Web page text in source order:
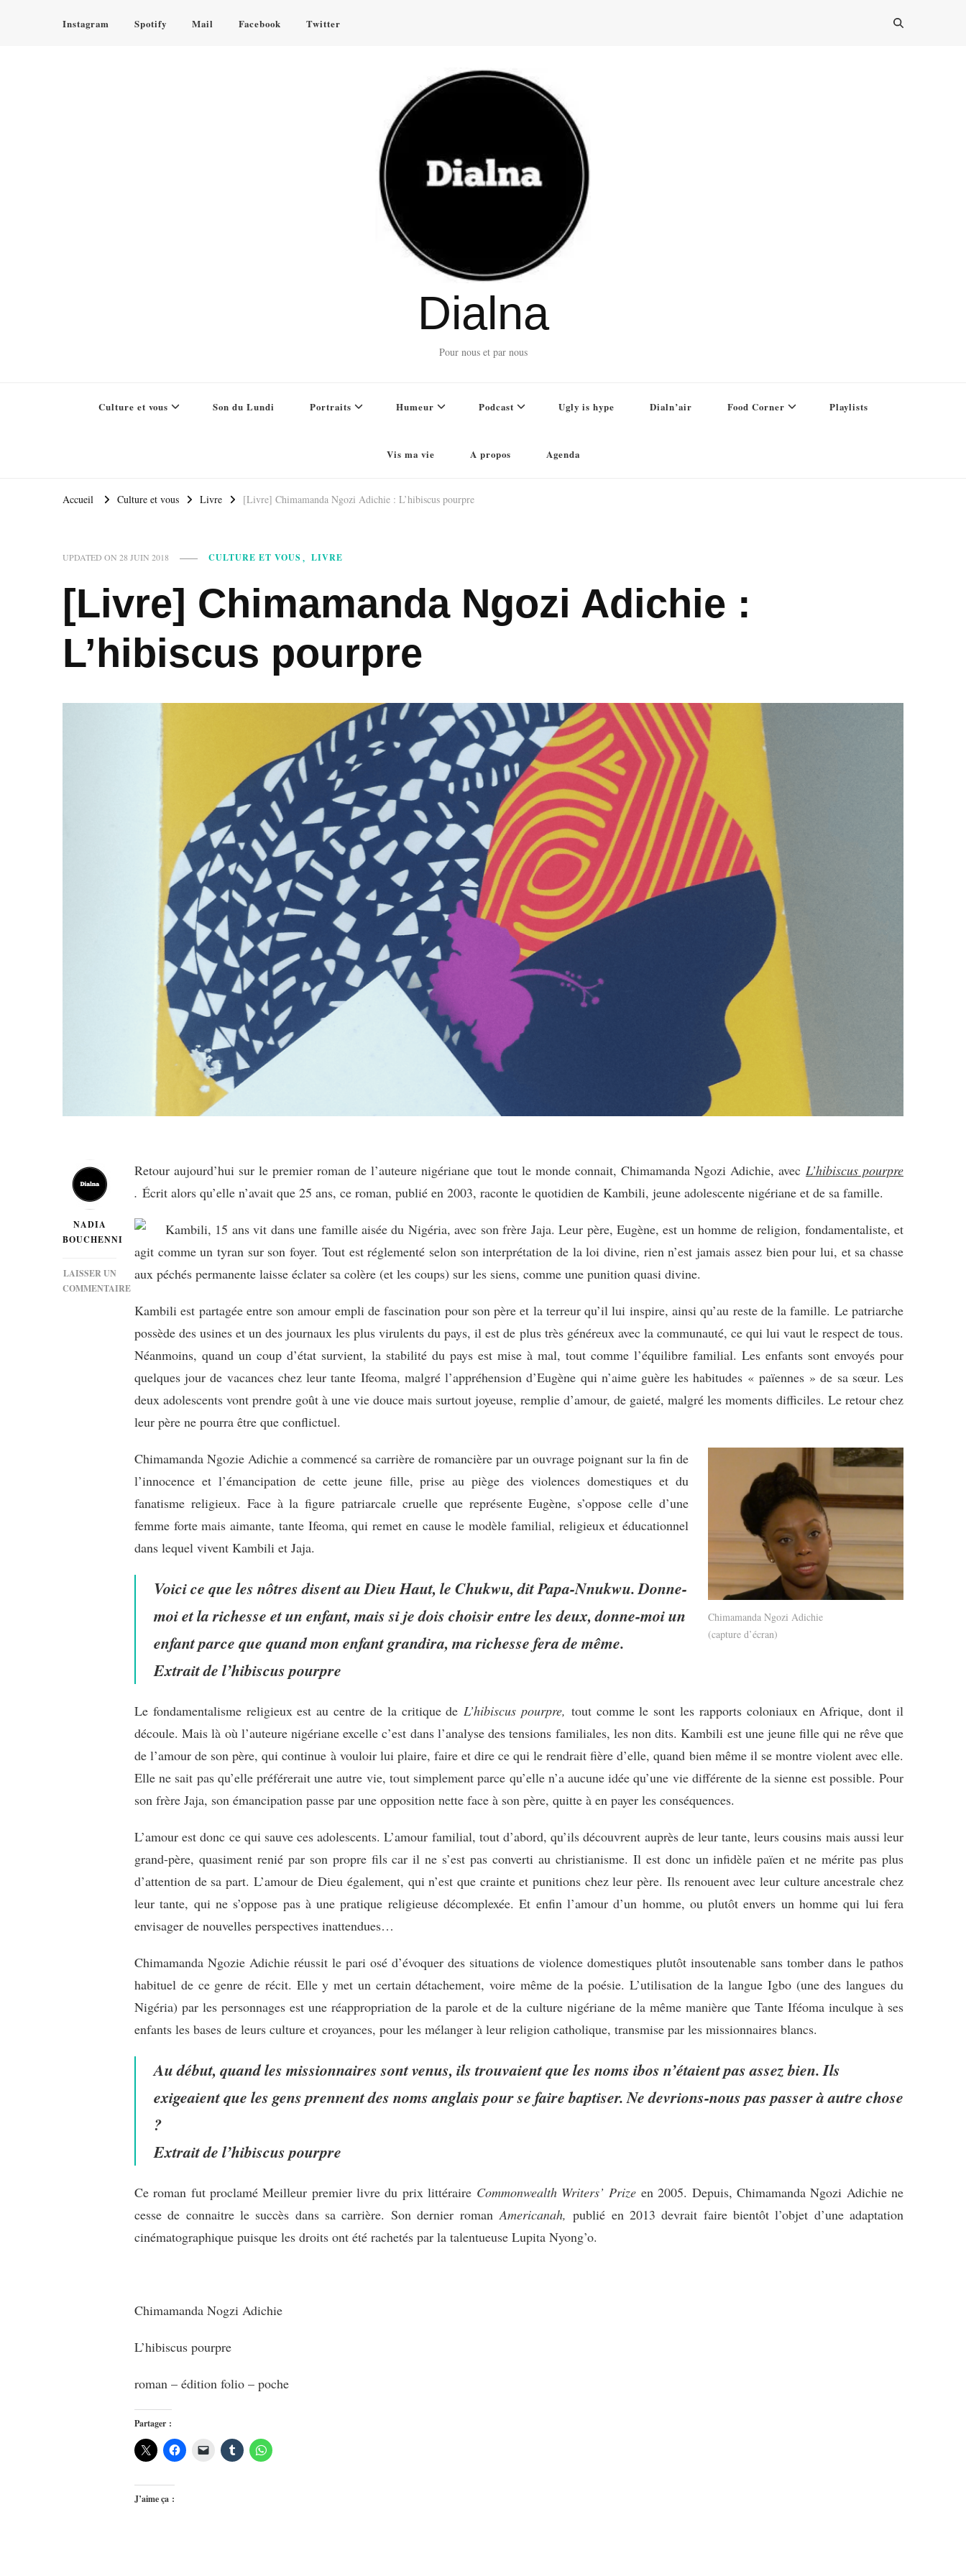
Instagram Spotify Mail Facebook Twitter
Dialna
Pour nous et par nous
Culture et vous Son du Lundi Portraits Humeur Podcast Ugly is hype Dialn’air Food Corner Playlists
Vis ma vie A propos Agenda
Accueil Culture et vous Livre [Livre] Chimamanda Ngozi Adichie : L’hibiscus pourpre
UPDATED ON 28 JUIN 2018 CULTURE ET VOUS LIVRE
[Livre] Chimamanda Ngozi Adichie :
L’hibiscus pourpre
NADIA
BOUCHENNI
LAISSER UN
COMMENTAIRE
CHIMAMANDA
L’HIBISCUS
Retour aujourd’hui sur le premier roman de l’auteure nigériane que tout le monde connait, Chimamanda Ngozi Adichie, avec L’hibiscus pourpre
. Écrit alors qu’elle n’avait que 25 ans, ce roman, publié en 2003, raconte le quotidien de Kambili, jeune adolescente nigériane et de sa famille.
Kambili, 15 ans vit dans une famille aisée du Nigéria, avec son frère Jaja. Leur père, Eugène, est un homme de religion, fondamentaliste, et
agit comme un tyran sur son foyer. Tout est réglementé selon son interprétation de la loi divine, rien n’est jamais assez bien pour lui, et sa chasse
aux péchés permanente laisse éclater sa colère (et les coups) sur les siens, comme une punition quasi divine.
Kambili est partagée entre son amour empli de fascination pour son père et la terreur qu’il lui inspire, ainsi qu’au reste de la famille. Le patriarche
possède des usines et un des journaux les plus virulents du pays, il est de plus très généreux avec la communauté, ce qui lui vaut le respect de tous.
Néanmoins, quand un coup d’état survient, la stabilité du pays est mise à mal, tout comme l’équilibre familial. Les enfants sont envoyés pour
quelques jour de vacances chez leur tante Ifeoma, malgré l’appréhension d’Eugène qui n’aime guère les habitudes « païennes » de sa sœur. Les
deux adolescents vont prendre goût à une vie douce mais surtout joyeuse, remplie d’amour, de gaieté, malgré les moments difficiles. Le retour chez
leur père ne pourra être que conflictuel.
Chimamanda Ngozi Adichie
(capture d’écran)
Chimamanda Ngozie Adichie a commencé sa carrière de romancière par un ouvrage poignant sur la fin de
l’innocence et l’émancipation de cette jeune fille, prise au piège des violences domestiques et du
fanatisme religieux. Face à la figure patriarcale cruelle que représente Eugène, s’oppose celle d’une
femme forte mais aimante, tante Ifeoma, qui remet en cause le modèle familial, religieux et éducationnel
dans lequel vivent Kambili et Jaja.
Voici ce que les nôtres disent au Dieu Haut, le Chukwu, dit Papa-Nnukwu. Donne-
moi et la richesse et un enfant, mais si je dois choisir entre les deux, donne-moi un
enfant parce que quand mon enfant grandira, ma richesse fera de même.
Extrait de l’hibiscus pourpre
Le fondamentalisme religieux est au centre de la critique deL’hibiscus pourpre, tout comme le sont les rapports coloniaux en Afrique, dont il
découle. Mais là où l’auteure nigériane excelle c’est dans l’analyse des tensions familiales, les non dits. Kambili est une jeune fille qui ne rêve que
de l’amour de son père, qui continue à vouloir lui plaire, faire et dire ce qui le rendrait fière d’elle, quand bien même il se montre violent avec elle.
Elle ne sait pas qu’elle préférerait une autre vie, tout simplement parce qu’elle n’a aucune idée qu’une vie différente de la sienne est possible. Pour
son frère Jaja, son émancipation passe par une opposition nette face à son père, quitte à en payer les conséquences.
L’amour est donc ce qui sauve ces adolescents. L’amour familial, tout d’abord, qu’ils découvrent auprès de leur tante, leurs cousins mais aussi leur
grand-père, quasiment renié par son propre fils car il ne s’est pas converti au christianisme. Il est donc un infidèle païen et ne mérite pas plus
d’attention de sa part. L’amour de Dieu également, qui n’est que crainte et punitions chez leur père. Ils renouent avec leur culture ancestrale chez
leur tante, qui ne s’oppose pas à une pratique religieuse décomplexée. Et enfin l’amour d’un homme, ou plutôt envers un homme qui lui fera
envisager de nouvelles perspectives inattendues…
Chimamanda Ngozie Adichie réussit le pari osé d’évoquer des situations de violence domestiques plutôt insoutenable sans tomber dans le pathos
habituel de ce genre de récit. Elle y met un certain détachement, voire même de la poésie. L’utilisation de la langue Igbo (une des langues du
Nigéria) par les personnages est une réappropriation de la parole et de la culture nigériane de la même manière que Tante Iféoma inculque à ses
enfants les bases de leurs culture et croyances, pour les mélanger à leur religion catholique, transmise par les missionnaires blancs.
Au début, quand les missionnaires sont venus, ils trouvaient que les noms ibos n’étaient pas assez bien. Ils
exigeaient que les gens prennent des noms anglais pour se faire baptiser. Ne devrions-nous pas passer à autre chose
?
Extrait de l’hibiscus pourpre
Ce roman fut proclamé Meilleur premier livre du prix littéraire Commonwealth Writers’ Prizeen 2005. Depuis, Chimamanda Ngozi Adichie ne
cesse de connaitre le succès dans sa carrière. Son dernier romanAmericanah, publié en 2013 devrait faire bientôt l’objet d’une adaptation
cinématographique puisque les droits ont été rachetés par la talentueuse Lupita Nyong’o.
Chimamanda Nogzi Adichie
L’hibiscus pourpre
roman – édition folio – poche
Partager :
J’aime ça :